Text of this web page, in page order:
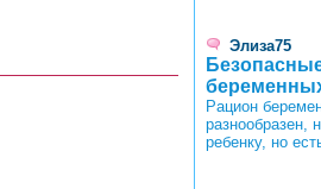
Элиза75
Рацион
разнообразен,
ребенку, но